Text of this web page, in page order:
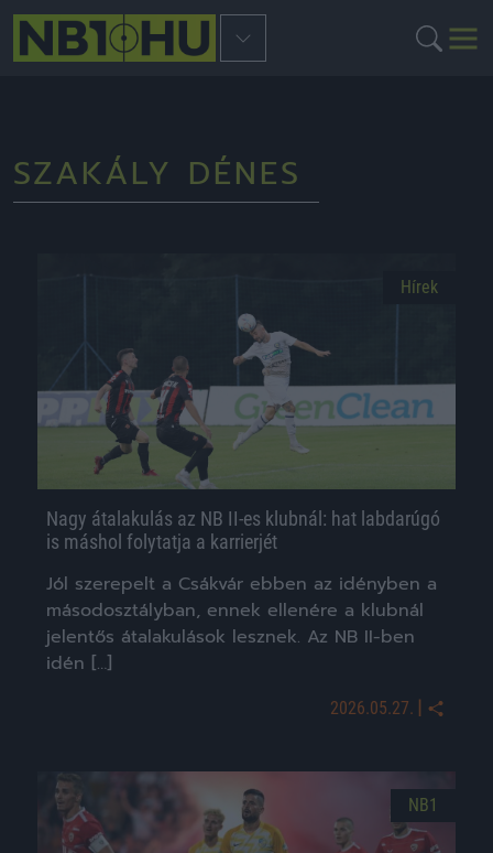
SZAKÁLY DÉNES
Hírek
Nagy átalakulás az NB II-es klubnál: hat labdarúgó
is máshol folytatja a karrierjét
Jól szerepelt a Csákvár ebben az idényben a
másodosztályban, ennek ellenére a klubnál
jelentős átalakulások lesznek. Az NB II-ben
idén […]
2026.05.27. |
NB1